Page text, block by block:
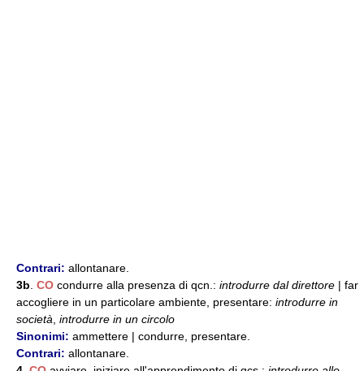
Contrari: allontanare.
3b CO condurre alla presenza di qcn.: introdurre dal direttore | far
accogliere in un particolare ambiente, presentare: introdurre in
società introdurre in un circolo
Sinonimi: ammettere | condurre, presentare.
Contrari: allontanare.